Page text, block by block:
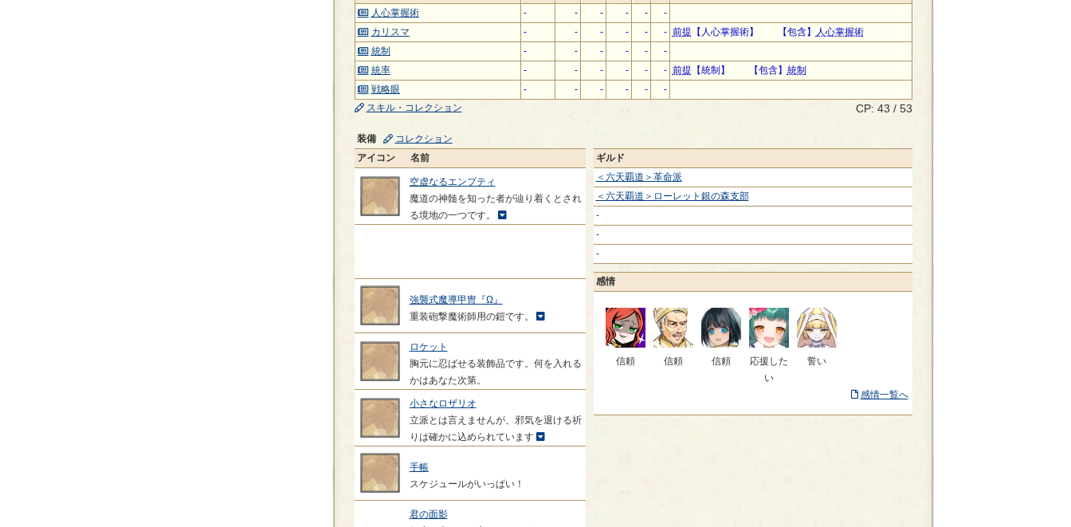
人心掌握術
- - - - -
-
カリスマ
- - - - - - 前提 【人心掌握術】 【包含】
人心掌握術
統制
- - - - -
-
統率
- - - - - - 前提 【統制】 【包含】 統制
戦略眼
- - - - -
-
スキル・コレクション
CP: 43 / 53
装備
コレクション
アイコン
名前
空虚なるエンプティ
魔道の神髄を知った者が辿り着くとされ
る境地の一つです。
強襲式魔導甲冑『Ω』
重装砲撃魔術師用の鎧です。
ロケット
胸元に忍ばせる装飾品です。何を入れる
かはあなた次第。
小さなロザリオ
立派とは言えませんが、邪気を退ける祈
りは確かに込められています
手帳
スケジュールがいっぱい！
君の面影
ギルド
＜六天覇道＞革命派
＜六天覇道＞ローレット銀の森支部
-
-
-
感情
信頼 信頼 信頼
応援した
い
誓い
感情一覧へ